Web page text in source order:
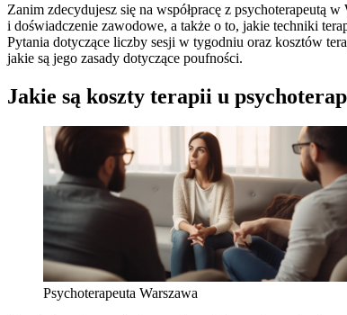
Zanim zdecydujesz się na współpracę z psychoterapeutą
i doświadczenie zawodowe, a także o to, jakie techniki
Pytania dotyczące liczby sesji w tygodniu oraz kosztów
jakie są jego zasady dotyczące poufności.
Jakie są koszty terapii u
Psychoterapeuta Warszawa